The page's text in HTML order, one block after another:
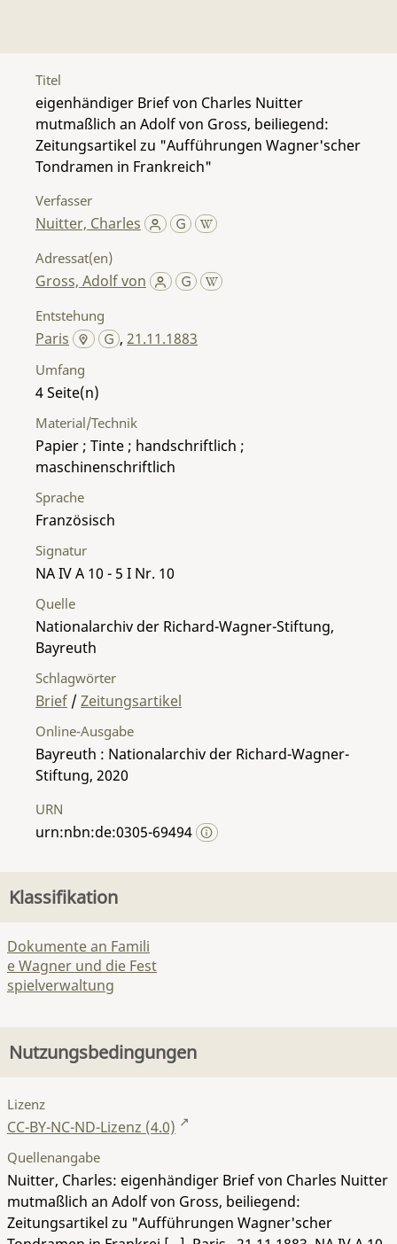
Titel
eigenhändiger Brief von Charles Nuitter
mutmaßlich an Adolf von Gross, beiliegend:
Zeitungsartikel zu "Aufführungen Wagner'scher
Tondramen in Frankreich"
Verfasser
Nuitter, Charles
Adressat(en)
Gross, Adolf von
Entstehung
Paris ,21.11.1883
Umfang
4
Material/Technik
Papier ; Tinte ; handschriftlich ;
maschinenschriftlich
Sprache
Französisch
Signatur
NA IV A 10 - 5 I Nr. 10
Quelle
Nationalarchiv der Richard-Wagner-Stiftung,
Bayreuth
Schlagwörter
Brief / Zeitungsartikel
Online-Ausgabe
Bayreuth : Nationalarchiv der Richard-Wagner-
Stiftung, 2020
URN
urn:nbn:de:0305-69494
Klassifikation
Dokumente an Famili
e Wagner und die Fest
spielverwaltung
Nutzungsbedingungen
Lizenz
CC-BY-NC-ND-Lizenz (4.0)
Quellenangabe
Nuitter, Charles: eigenhändiger Brief von Charles Nuitter
mutmaßlich an Adolf von Gross, beiliegend:
Zeitungsartikel zu "Aufführungen Wagner'scher